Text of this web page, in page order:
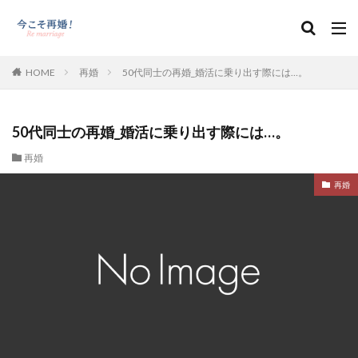
HOME 再婚 50代同士の再婚_婚活に乗り出す際には…。
50代同士の再婚_婚活に乗り出す際には…。
再婚
再婚